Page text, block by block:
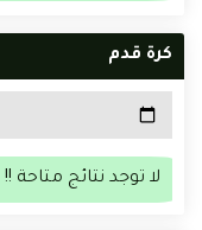
كرة قدم
لا توجد نتائج متاحة !!